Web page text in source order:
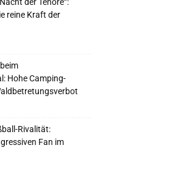
reine Kraft der
Hohe Camping-
Rivalität:
Fan im